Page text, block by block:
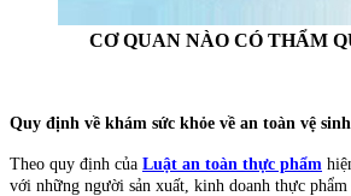
CƠ QUAN NÀO CÓ THẨM
Quy định về khám sức khỏe về an toàn vệ
Theo quy định của Luật an toàn thực phẩm
với những người sản xuất, kinh doanh thực